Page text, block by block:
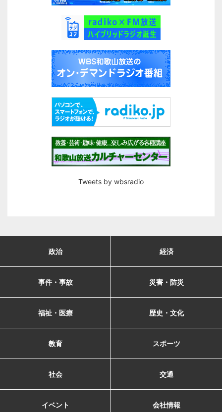
Tweets by wbsradio
政治 経済
事件・事故 災害・防災
福祉・医療 歴史・文化
教育 スポーツ
社会 交通
イベント 会社情報